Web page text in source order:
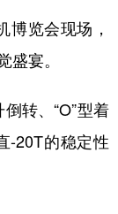
会展
悦读
览会现场，
盛宴。
转、“O”型着
-20T的稳定性